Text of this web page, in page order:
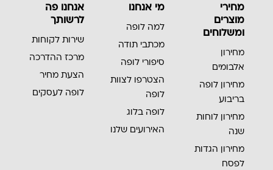
מחירי
מוצרים
ומשלוחים
מחירון
אלבומים
מחירון לופה
בריבוע
מחירון לוחות
שנה
מחירון הגדות
לפסח
מי אנחנו
למה לופה
מכתבי תודה
סיפורי לופה
הצטרפו לצוות
לופה
לופה בלוג
האירועים שלנו
אנחנו פה
לרשותך
שירות לקוחות
מרכז ההדרכה
הצעת מחיר
לופה לעסקים